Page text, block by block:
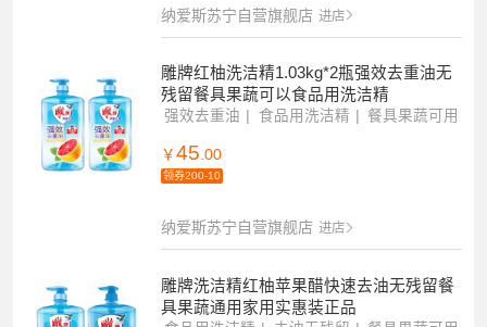
纳爱斯苏宁自营旗舰店 进店
雕牌红柚洗洁精1.03kg*2瓶强效去重油无
残留餐具果蔬可以食品用洗洁精
强效去重油 食品用洗洁精 餐具果蔬可用
￥ 45.00
领券200-10
纳爱斯苏宁自营旗舰店 进店
雕牌洗洁精红柚苹果醋快速去油无残留餐
具果蔬通用家用实惠装正品